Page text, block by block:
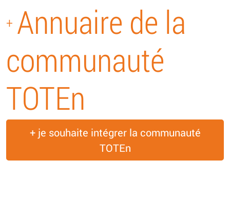
+ Annuaire de la
communauté
TOTEn
+ je souhaite intégrer la communauté
TOTEn